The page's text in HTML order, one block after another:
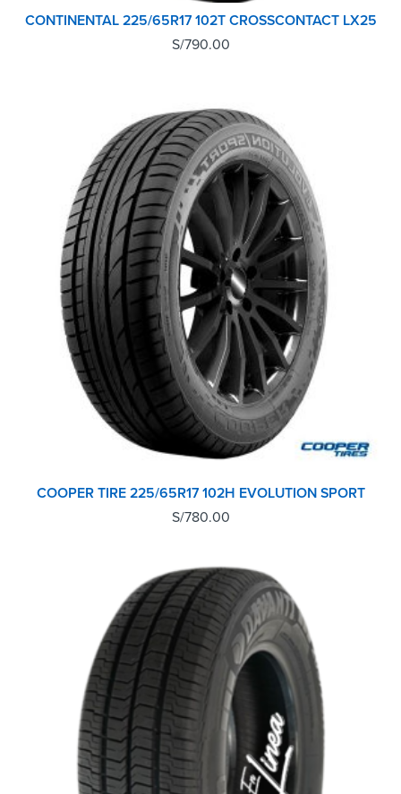
CONTINENTAL 225/65R17 102T CROSSCONTACT LX25
S/790.00
COOPER TIRE 225/65R17 102H EVOLUTION SPORT
S/780.00